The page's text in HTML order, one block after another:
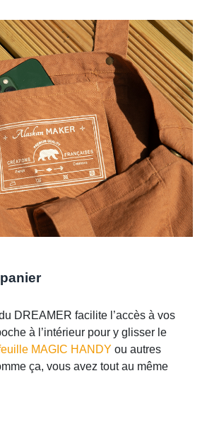
DREAMER facilite l’accès à vos
à l’intérieur pour y glisser le
MAGIC HANDY ou autres
ça, vous avez tout au même